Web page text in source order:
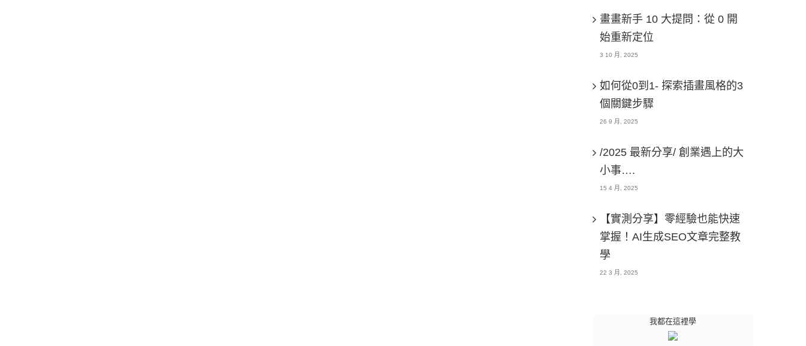
畫畫新手 10 大提問：從 0 開
始重新定位
3 10 月, 2025
如何從0到1- 探索插畫風格的3
個關鍵步驟
26 9 月, 2025
/2025 最新分享/ 創業遇上的大
小事….
15 4 月, 2025
【實測分享】零經驗也能快速
掌握！AI生成SEO文章完整教
學
22 3 月, 2025
我都在這裡學